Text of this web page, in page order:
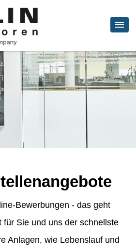
Bewerbungen - das geht
für Sie und uns der schnellste
Anlagen, wie Lebenslauf und